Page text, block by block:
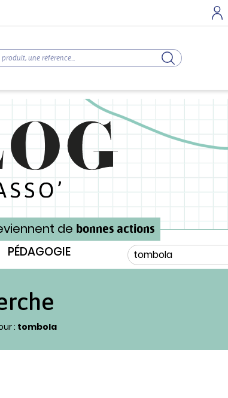
de bonnes actions
PÉDAGOGIE
: tombola